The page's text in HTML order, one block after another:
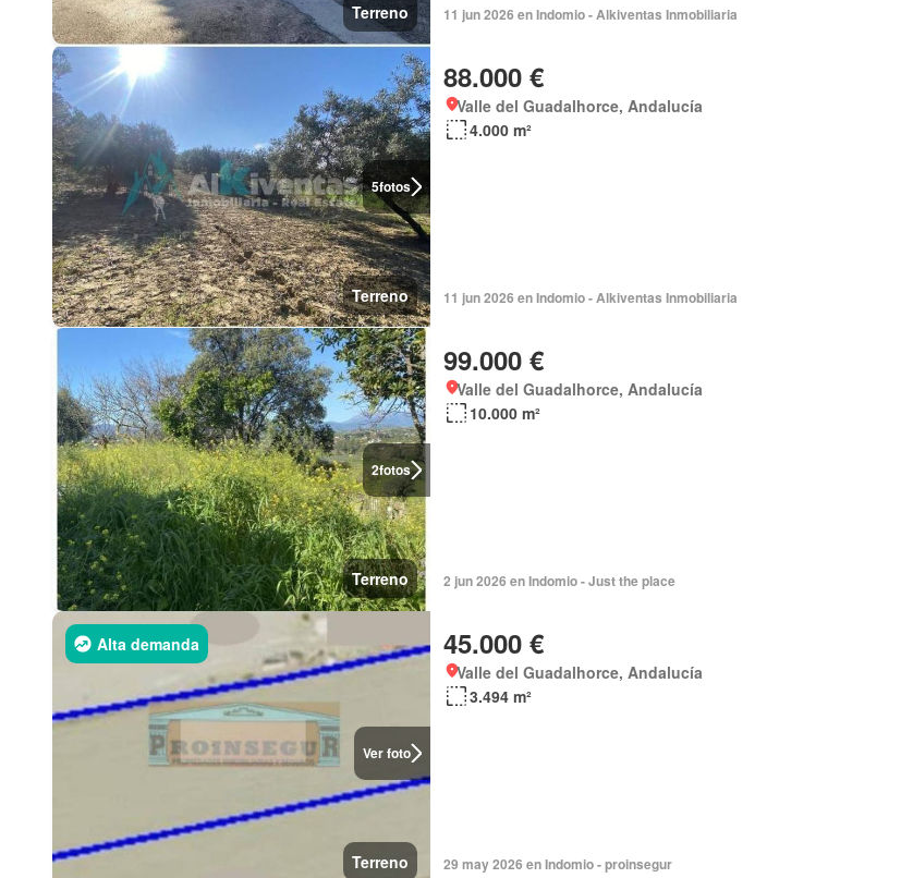
Terreno 11 jun 2026 en Indomio - Alkiventas Inmobiliaria
5fotos
Terreno
88.000 €
Valle del Guadalhorce, Andalucía
4.000 m²
11 jun 2026 en Indomio - Alkiventas Inmobiliaria
2fotos
Terreno
99.000 €
Valle del Guadalhorce, Andalucía
10.000 m²
2 jun 2026 en Indomio - Just the place
Ver foto
Alta demanda
Terreno
45.000 €
Valle del Guadalhorce, Andalucía
3.494 m²
29 may 2026 en Indomio - proinsegur